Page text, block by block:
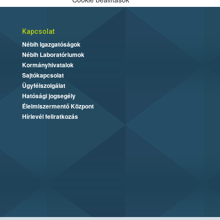
Kapcsolat
Nébih Igazgatóságok
Nébih Laboratóriumok
Kormányhivatalok
Sajtókapcsolat
Ügyfélszolgálat
Hatósági jogsegély
Élelmiszermentő Központ
Hírlevél feliratkozás